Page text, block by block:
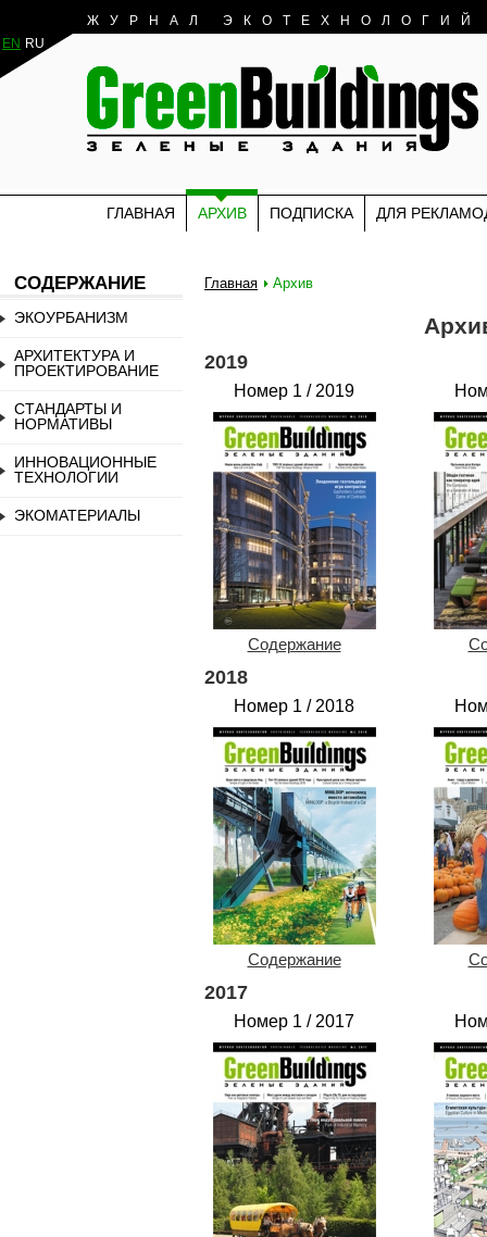
ЖУРНАЛ ЭКОТЕХНОЛОГИЙ
EN RU
ГЛАВНАЯ АРХИВ ПОДПИСКА ДЛЯ
Главная Архив
2019
Номер 1 / 2019
Содержание
2018
Номер 1 / 2018
Содержание
2017
Номер 1 / 2017
СОДЕРЖАНИЕ
ЭКОУРБАНИЗМ
АРХИТЕКТУРА И
ПРОЕКТИРОВАНИЕ
СТАНДАРТЫ И
НОРМАТИВЫ
ИННОВАЦИОННЫЕ
ТЕХНОЛОГИИ
ЭКОМАТЕРИАЛЫ